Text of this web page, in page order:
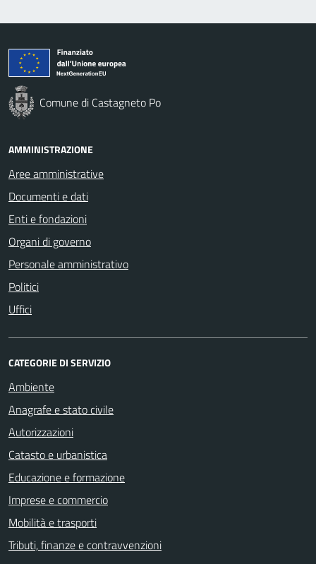
Comune di Castagneto Po
AMMINISTRAZIONE
Aree amministrative
Documenti e dati
Enti e fondazioni
Organi di governo
Personale amministrativo
Politici
Uffici
CATEGORIE DI SERVIZIO
Ambiente
Anagrafe e stato civile
Autorizzazioni
Catasto e urbanistica
Educazione e formazione
Imprese e commercio
Mobilità e trasporti
Tributi, finanze e contravvenzioni